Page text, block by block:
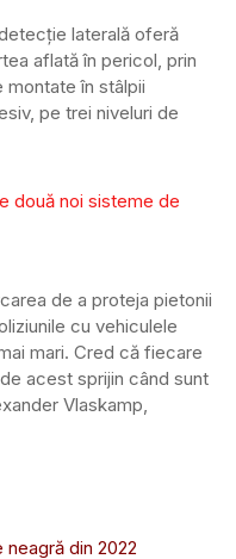
laterală oferă
aflată în pericol, prin
montate în stâlpii
pe trei niveluri de
de a proteja pietonii
cu vehiculele
mari. Cred că fiecare
acest sprijin când sunt
Vlaskamp,
din 2022